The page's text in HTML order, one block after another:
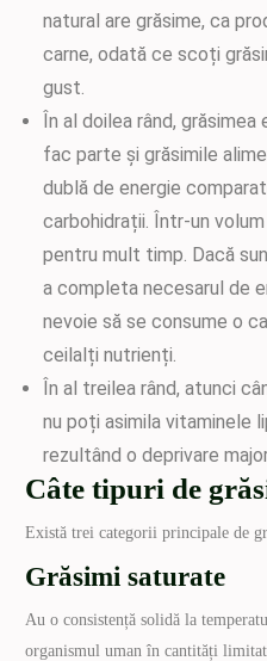
natural are grăsime, ca
carne, odată ce scoți
gust.
În al doilea rând,
fac parte și grăsimile
dublă de energie
carbohidrații. Într-un
pentru mult timp. Dacă
a completa necesarul de
nevoie să se consume o
ceilalți nutrienți.
În al treilea rând, atunci
nu poți asimila vitaminele
rezultând o deprivare
Câte tipuri de
Există trei categorii principale de
Grăsimi saturate
Au o consistență solidă la
organismul uman în cantități